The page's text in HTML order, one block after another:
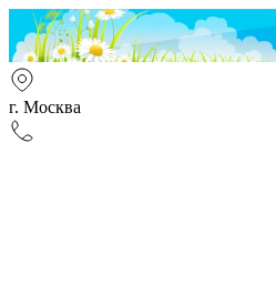
г. Москва